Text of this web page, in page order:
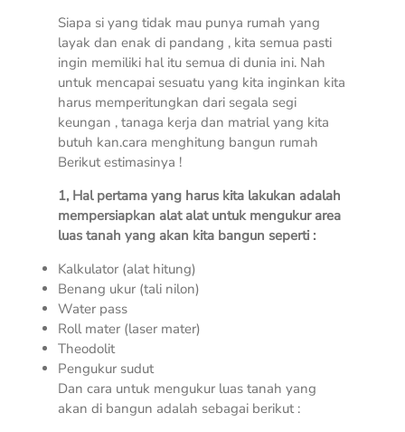
Siapa si yang tidak mau punya rumah yang
layak dan enak di pandang , kita semua pasti
ingin memiliki hal itu semua di dunia ini. Nah
untuk mencapai sesuatu yang kita inginkan kita
harus memperitungkan dari segala segi
keungan , tanaga kerja dan matrial yang kita
butuh kan.cara menghitung bangun rumah
Berikut estimasinya !
1, Hal pertama yang harus kita lakukan adalah
mempersiapkan alat alat untuk mengukur area
luas tanah yang akan kita bangun seperti :
Kalkulator (alat hitung)
Benang ukur (tali nilon)
Water pass
Roll mater (laser mater)
Theodolit
Pengukur sudut
Dan cara untuk mengukur luas tanah yang
akan di bangun adalah sebagai berikut :